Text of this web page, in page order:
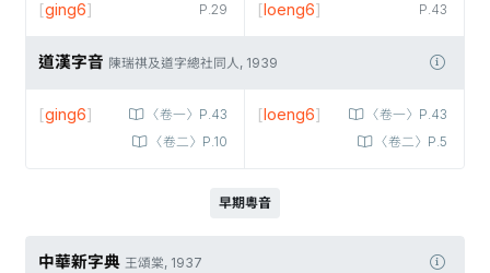
P.29
[ging6] P.43
[loeng6]
道漢字音 陳瑞祺及道字總社同人, 1939
〈卷一〉P.43
〈卷二〉P.10
[ging6]
〈卷一〉P.43
〈卷二〉P.5
[loeng6]
早期粵音
中華新字典 王頌棠, 1937